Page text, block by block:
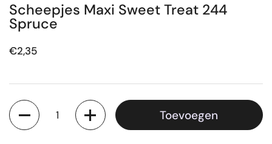
Scheepjes Maxi Sweet Treat 244
Spruce
Prijs:
€2,35
Aantal
Toevoegen